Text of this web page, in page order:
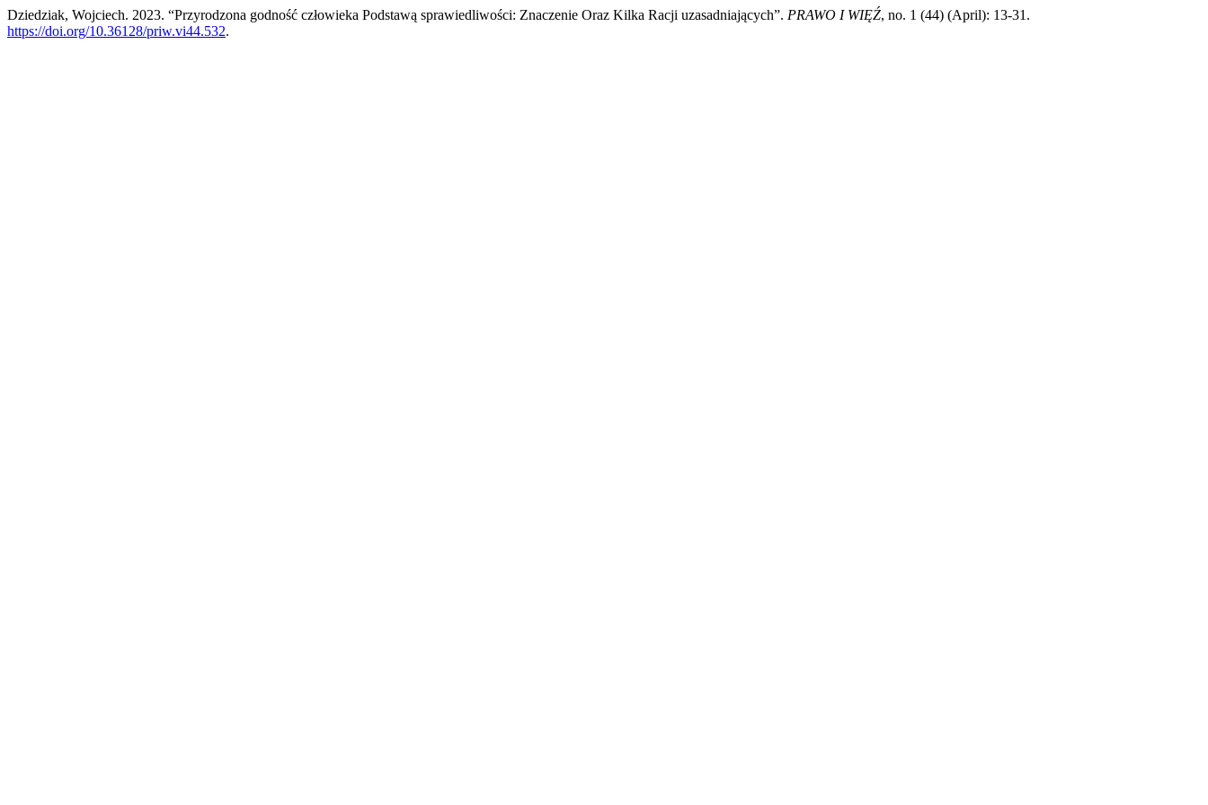
Dziedziak, Wojciech. 2023. “Przyrodzona godność człowieka Podstawą sprawiedliwości: Znaczenie Oraz Kilka Racji uzasadniających”. PRAWO I WIĘŹ, no. 1 (44) (April): 13-31.
https://doi.org/10.36128/priw.vi44.532.